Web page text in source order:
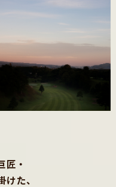
匠・
た、